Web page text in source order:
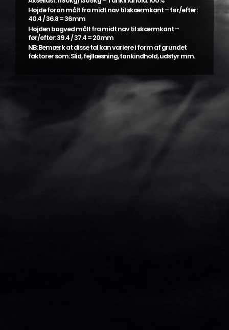
Højde foran målt fra midt nav til skærmkant – før/efter:
40.4 / 36.8 = 36mm
Højden bagved målt fra midt nav til skærmkant –
før/efter: 39.4 / 37.4 = 20mm
NB: Bemærk at disse tal kan variere i form af grundet
faktorer som: Slid, fejllæsning, tankindhold, udstyr mm.